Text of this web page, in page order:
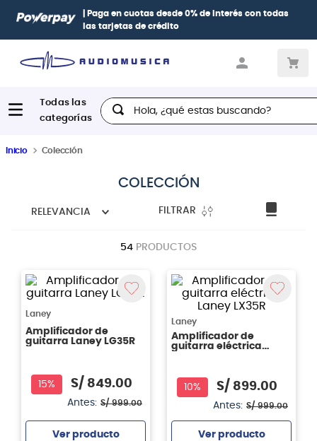
| Paga en cuotas desde 0% de interés con todas
las tarjetas de crédito
Hola, ¿qué estas buscando?
Inicio Colección
COLECCIÓN
RELEVANCIA FILTRAR
54 PRODUCTOS
Laney
Amplificador de
guitarra Laney LG35R
15% S/ 849.00
Antes: S/ 999.00
Ver producto
Laney
Amplificador de
guitarra eléctrica
10% S/ 899.00
Antes: S/ 999.00
Ver producto